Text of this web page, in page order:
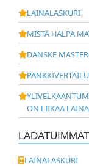
LAINALASKURI
MISTÄ HALPA
DANSKE
ON LIIKAA
LAINALASKURI